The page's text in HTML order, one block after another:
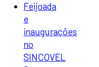
Feijoada
e
inaugurações
no
SINCOVEL